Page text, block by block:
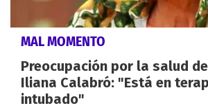
MAL MOMENTO
Preocupación por la salud
Iliana Calabró: "Está en
intubado"